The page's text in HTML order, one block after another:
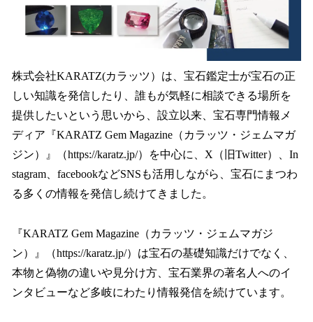
株式会社KARATZ(カラッツ）は、宝石鑑定士が宝石の正
しい知識を発信したり、誰もが気軽に相談できる場所を
提供したいという思いから、設立以来、宝石専門情報メ
ディア『KARATZ Gem Magazine（カラッツ・ジェムマガ
ジン）』（https://karatz.jp/）を中心に、X（旧Twitter）、In
stagram、facebookなどSNSも活用しながら、宝石にまつわ
る多くの情報を発信し続けてきました。
『KARATZ Gem Magazine（カラッツ・ジェムマガジ
ン）』（https://karatz.jp/）は宝石の基礎知識だけでなく、
本物と偽物の違いや見分け方、宝石業界の著名人へのイ
ンタビューなど多岐にわたり情報発信を続けています。